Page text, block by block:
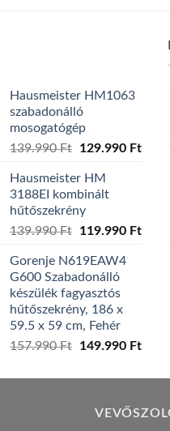
Hausmeister HM1063
szabadonálló
mosogatógép
139.990Ft
Original
was:
139.990 Ft.
129.990 Ft
Hausmeister HM
3188EI kombinált
hűtőszekrény
139.990Ft
Original
was:
139.990 Ft.
119.990 Ft
Gorenje N619EAW4
G600 Szabadonálló
készülék fagyasztós
hűtőszekrény, 186 x
59.5 x 59 cm, Fehér
157.990Ft
Original
was:
149.990 Ft
is: